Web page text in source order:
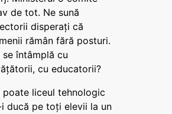
de tot. Ne sună
disperați că
rămân fără posturi.
se întâmplă cu
cu educatorii?
poate liceul tehnologic
i ducă pe toți elevii la un